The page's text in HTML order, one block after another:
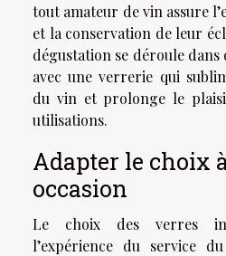
tout amateur de vin assure
et la conservation de leur
dégustation se déroule dans
avec une verrerie qui
du vin et prolonge le
utilisations.
Adapter le choix
occasion
Le choix des verres
l’expérience du service